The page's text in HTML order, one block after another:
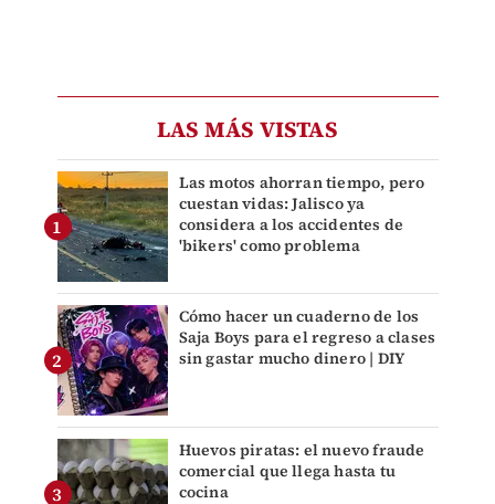
LAS MÁS VISTAS
Las motos ahorran tiempo, pero
cuestan vidas: Jalisco ya
considera a los accidentes de
'bikers' como problema
Cómo hacer un cuaderno de los
Saja Boys para el regreso a clases
sin gastar mucho dinero | DIY
Huevos piratas: el nuevo fraude
comercial que llega hasta tu
cocina